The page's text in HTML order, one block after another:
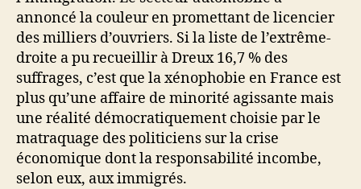
annoncé la couleur en promettant de licencier
des milliers d’ouvriers. Si la liste de l’extrême-
droite a pu recueillir à Dreux 16,7 % des
suffrages, c’est que la xénophobie en France est
plus qu’une affaire de minorité agissante mais
une réalité démocratiquement choisie par le
matraquage des politiciens sur la crise
économique dont la responsabilité incombe,
selon eux, aux immigrés.